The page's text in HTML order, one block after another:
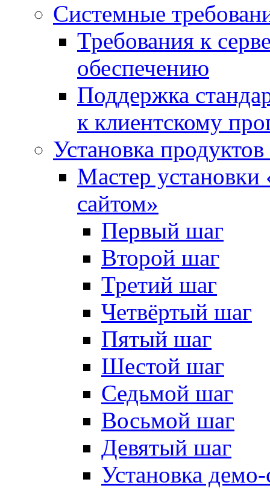
Системные
Требования к
обеспечению
Поддержка
к клиентскому
Установка
Мастер
сайтом»
Первый шаг
Второй шаг
Третий шаг
Четвёртый шаг
Пятый шаг
Шестой шаг
Седьмой шаг
Восьмой шаг
Девятый шаг
Установка